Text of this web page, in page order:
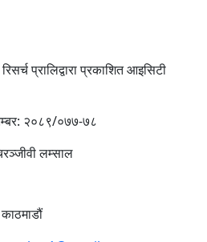
प्रालिद्वारा प्रकाशित आइसिटी
२०८९/०७७-७८
लम्साल